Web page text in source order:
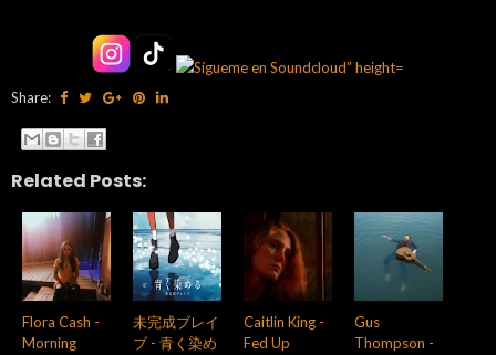
Share:
Related Posts:
Flora Cash -
Morning
未完成ブレイ
ブ - 青く染め
Caitlin King -
Fed Up
Gus
Thompson -